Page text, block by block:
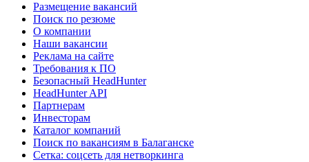
Размещение вакансий
Поиск по резюме
О компании
Наши вакансии
Реклама на сайте
Требования к ПО
Безопасный HeadHunter
HeadHunter API
Партнерам
Инвесторам
Каталог компаний
Поиск по вакансиям в Балаганске
Сетка: соцсеть для нетворкинга